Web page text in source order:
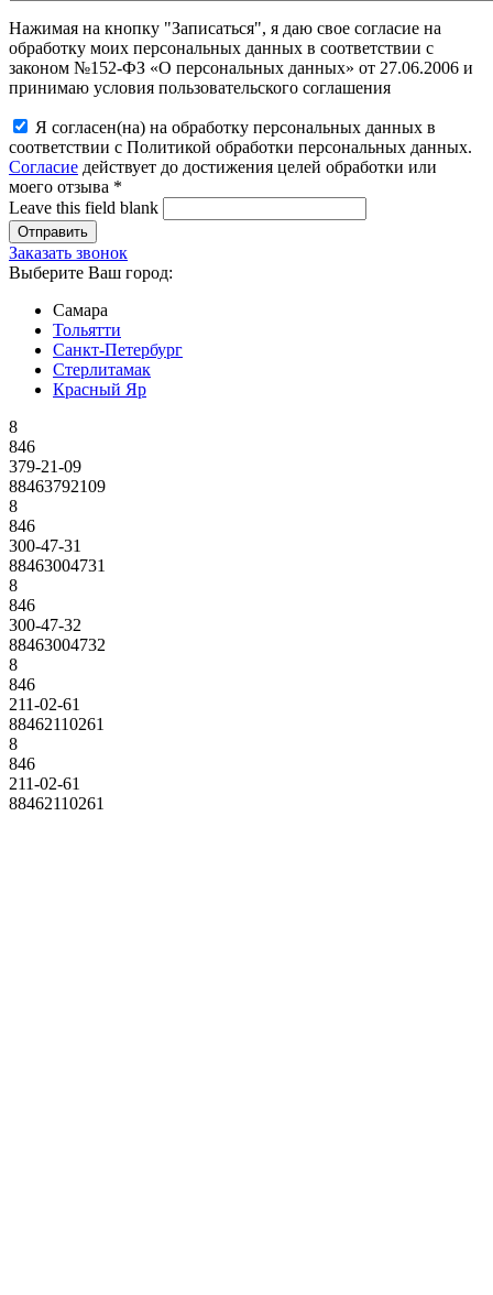
Нажимая на кнопку "Записаться", я даю свое согласие на
обработку моих персональных данных в соответствии с
законом №152-ФЗ «О персональных данных» от 27.06.2006 и
принимаю условия пользовательского соглашения
Я согласен(на) на обработку персональных данных в
соответствии с Политикой обработки персональных данных.
Согласие действует до достижения целей обработки или
моего отзыва *
Leave this field blank
Заказать звонок
Выберите Ваш город:
Самара
Тольятти
Санкт-Петербург
Стерлитамак
Красный Яр
8
846
379-21-09
88463792109
8
846
300-47-31
88463004731
8
846
300-47-32
88463004732
8
846
211-02-61
88462110261
8
846
211-02-61
88462110261